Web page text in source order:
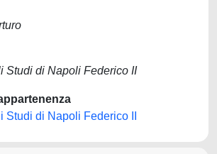
Studi di Napoli Federico II
Studi di Napoli Federico II